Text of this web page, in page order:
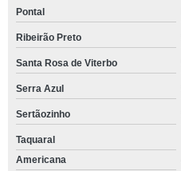
Pontal
Ribeirão Preto
Santa Rosa de Viterbo
Serra Azul
Sertãozinho
Taquaral
Americana